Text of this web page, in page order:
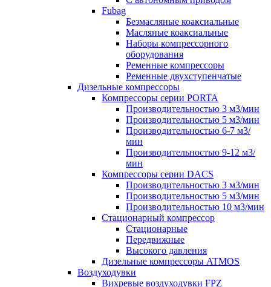
Fubag
Безмасляные коаксиальные
Маcляные коаксиальные
Наборы компрессорного
оборудования
Ременные компрессоры
Ременные двухступенчатые
Дизельные компрессоры
Компрессоры серии PORTA
Производительностью 3 м3/мин
Производительностью 5 м3/мин
Производительностью 6-7 м3/
мин
Производительностью 9-12 м3/
мин
Компрессоры серии DACS
Производительностью 3 м3/мин
Производительностью 5 м3/мин
Производительностью 10 м3/мин
Стационарный компрессор
Стационарные
Передвижные
Высокого давления
Дизельные компрессоры ATMOS
Воздуходувки
Вихревые воздуходувки FPZ